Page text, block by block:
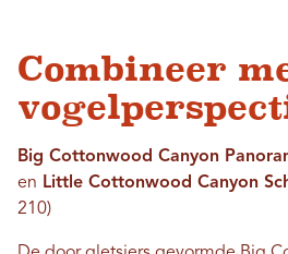
Combineer
Big Cottonwood Canyon
en Little Cottonwood Canyon
210)